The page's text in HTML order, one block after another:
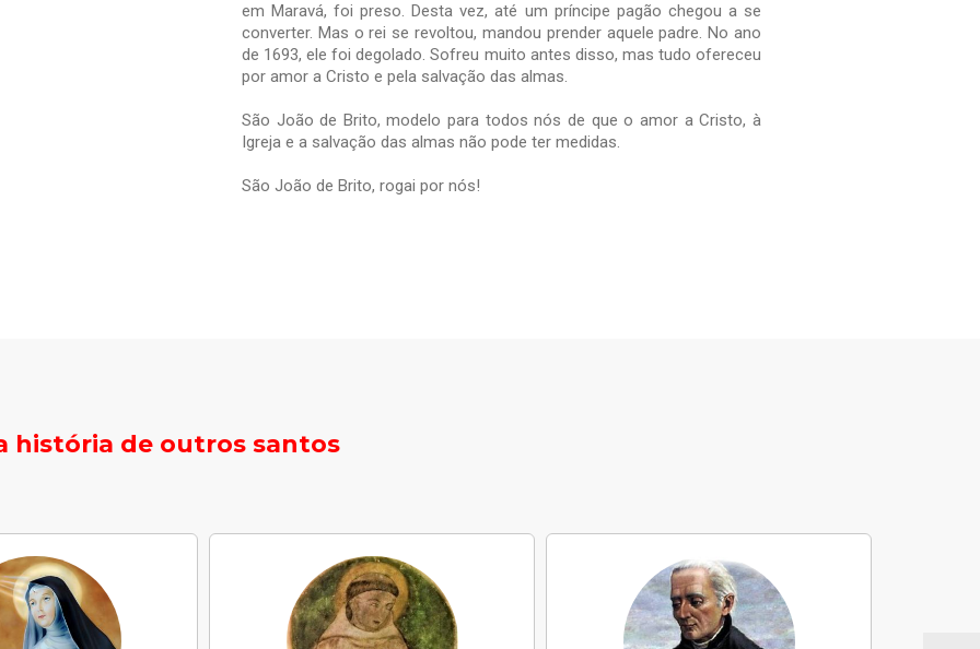
em Maravá, foi preso. Desta vez, até um príncipe pagão chegou a se
converter. Mas o rei se revoltou, mandou prender aquele padre. No ano
de 1693, ele foi degolado. Sofreu muito antes disso, mas tudo ofereceu
por amor a Cristo e pela salvação das almas.
São João de Brito, modelo para todos nós de que o amor a Cristo, à
Igreja e a salvação das almas não pode ter medidas.
São João de Brito, rogai por nós!
história de outros santos